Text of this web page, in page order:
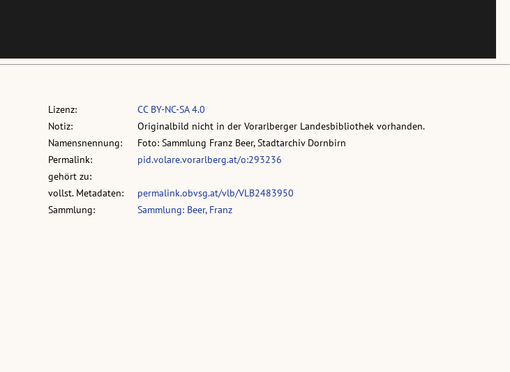
Lizenz:
CC BY-NC-SA 4.0
Notiz:
Originalbild nicht in der Vorarlberger Landesbibliothek vorhanden.
Namensnennung:
Foto: Sammlung Franz Beer, Stadtarchiv Dornbirn
Permalink:
pid.volare.vorarlberg.at/o:293236
gehört zu:
vollst. Metadaten:
permalink.obvsg.at/vlb/VLB2483950
Sammlung:
Sammlung: Beer, Franz